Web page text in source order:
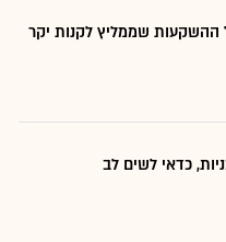
מנהל ההשקעות שממליץ לקנות יקר
כדאי לשים לב